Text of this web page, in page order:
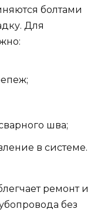
болтами
Для
шва;
в системе.
ремонт и
без